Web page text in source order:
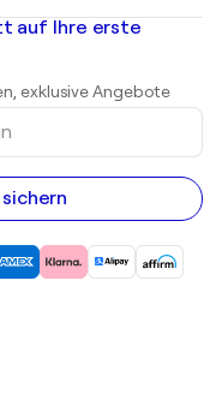
auf Ihre erste
exklusive Angebote